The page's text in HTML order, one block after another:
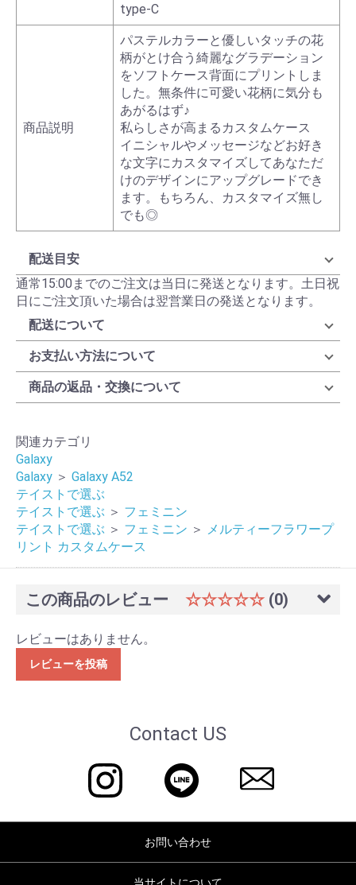
type-C
商品説明
パステルカラーと優しいタッチの花
柄がとけ合う綺麗なグラデーション
をソフトケース背面にプリントしま
した。無条件に可愛い花柄に気分も
あがるはず♪
私らしさが高まるカスタムケース
イニシャルやメッセージなどお好き
な文字にカスタマイズしてあなただ
けのデザインにアップグレードでき
ます。もちろん、カスタマイズ無し
でも◎
配送目安
通常15:00までのご注文は当日に発送となります。土日祝
日にご注文頂いた場合は翌営業日の発送となります。
配送について
お支払い方法について
商品の返品・交換について
関連カテゴリ
Galaxy
Galaxy ＞ Galaxy A52
テイストで選ぶ
テイストで選ぶ ＞ フェミニン
テイストで選ぶ ＞ フェミニン ＞
メルティーフラワープ
リント カスタムケース
この商品のレビュー ☆☆☆☆☆ (0)
レビューはありません。
レビューを投稿
Contact US
お問い合わせ
当サイトについて